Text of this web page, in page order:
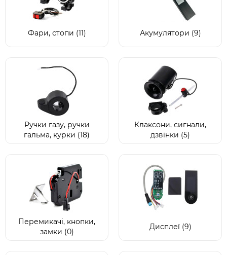
Фари, стопи (11) Акумулятори (9)
Ручки газу, ручки
гальма, курки (18)
Клаксони, сигнали,
дзвінки (5)
Перемикачі, кнопки,
замки (0)
Дисплеї (9)